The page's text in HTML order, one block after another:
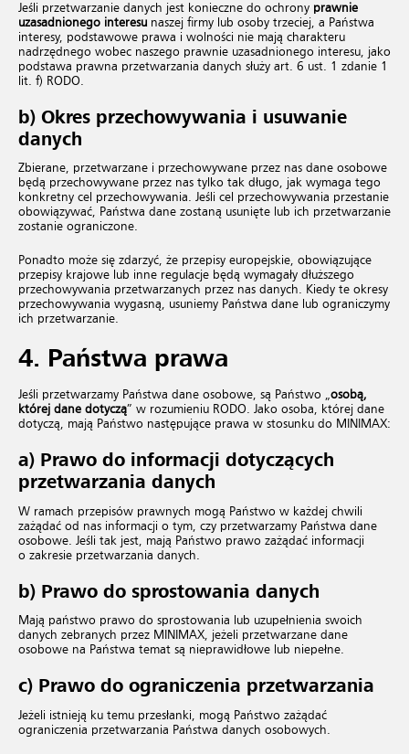
Jeśli przetwarzanie danych jest konieczne do ochrony prawnie
uzasadnionego interesu naszej firmy lub osoby trzeciej, a Państwa
interesy, podstawowe prawa i wolności nie mają charakteru
nadrzędnego wobec naszego prawnie uzasadnionego interesu, jako
podstawa prawna przetwarzania danych służy art. 6 ust. 1 zdanie 1
lit. f) RODO.
b) Okres przechowywania i usuwanie
danych
Zbierane, przetwarzane i przechowywane przez nas dane osobowe
będą przechowywane przez nas tylko tak długo, jak wymaga tego
konkretny cel przechowywania. Jeśli cel przechowywania przestanie
obowiązywać, Państwa dane zostaną usunięte lub ich przetwarzanie
zostanie ograniczone.
Ponadto może się zdarzyć, że przepisy europejskie, obowiązujące
przepisy krajowe lub inne regulacje będą wymagały dłuższego
przechowywania przetwarzanych przez nas danych. Kiedy te okresy
przechowywania wygasną, usuniemy Państwa dane lub ograniczymy
ich przetwarzanie.
4. Państwa prawa
Jeśli przetwarzamy Państwa dane osobowe, są Państwo „osobą,
której dane dotyczą” w rozumieniu RODO. Jako osoba, której dane
dotyczą, mają Państwo następujące prawa w stosunku do MINIMAX:
a) Prawo do informacji dotyczących
przetwarzania danych
W ramach przepisów prawnych mogą Państwo w każdej chwili
zażądać od nas informacji o tym, czy przetwarzamy Państwa dane
osobowe. Jeśli tak jest, mają Państwo prawo zażądać informacji
o zakresie przetwarzania danych.
b) Prawo do sprostowania danych
Mają państwo prawo do sprostowania lub uzupełnienia swoich
danych zebranych przez MINIMAX, jeżeli przetwarzane dane
osobowe na Państwa temat są nieprawidłowe lub niepełne.
c) Prawo do ograniczenia przetwarzania
Jeżeli istnieją ku temu przesłanki, mogą Państwo zażądać
ograniczenia przetwarzania Państwa danych osobowych.